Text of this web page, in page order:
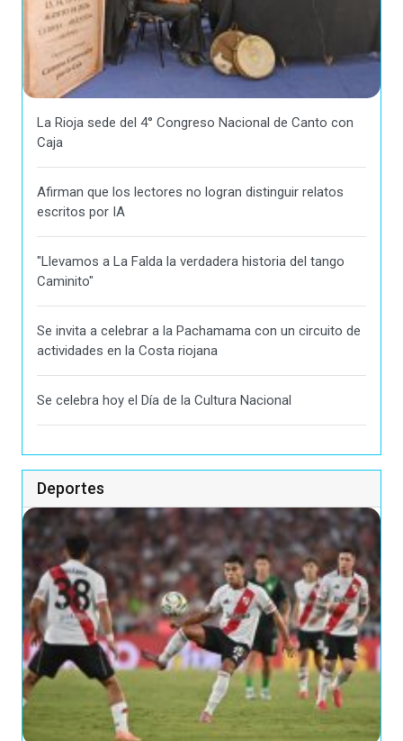
La Rioja sede del 4° Congreso Nacional de Canto con
Caja
Afirman que los lectores no logran distinguir relatos
escritos por IA
"Llevamos a La Falda la verdadera historia del tango
Caminito"
Se invita a celebrar a la Pachamama con un circuito de
actividades en la Costa riojana
Se celebra hoy el Día de la Cultura Nacional
Deportes